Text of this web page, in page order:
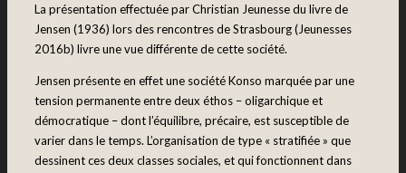
La présentation effectuée par Christian Jeunesse du livre de
Jensen (1936) lors des rencontres de Strasbourg (Jeunesses
2016b) livre une vue différente de cette société.
Jensen présente en effet une société Konso marquée par une
tension permanente entre deux éthos – oligarchique et
démocratique – dont l’équilibre, précaire, est susceptible de
varier dans le temps. L’organisation de type « stratifiée » que
dessinent ces deux classes sociales, et qui fonctionnent dans